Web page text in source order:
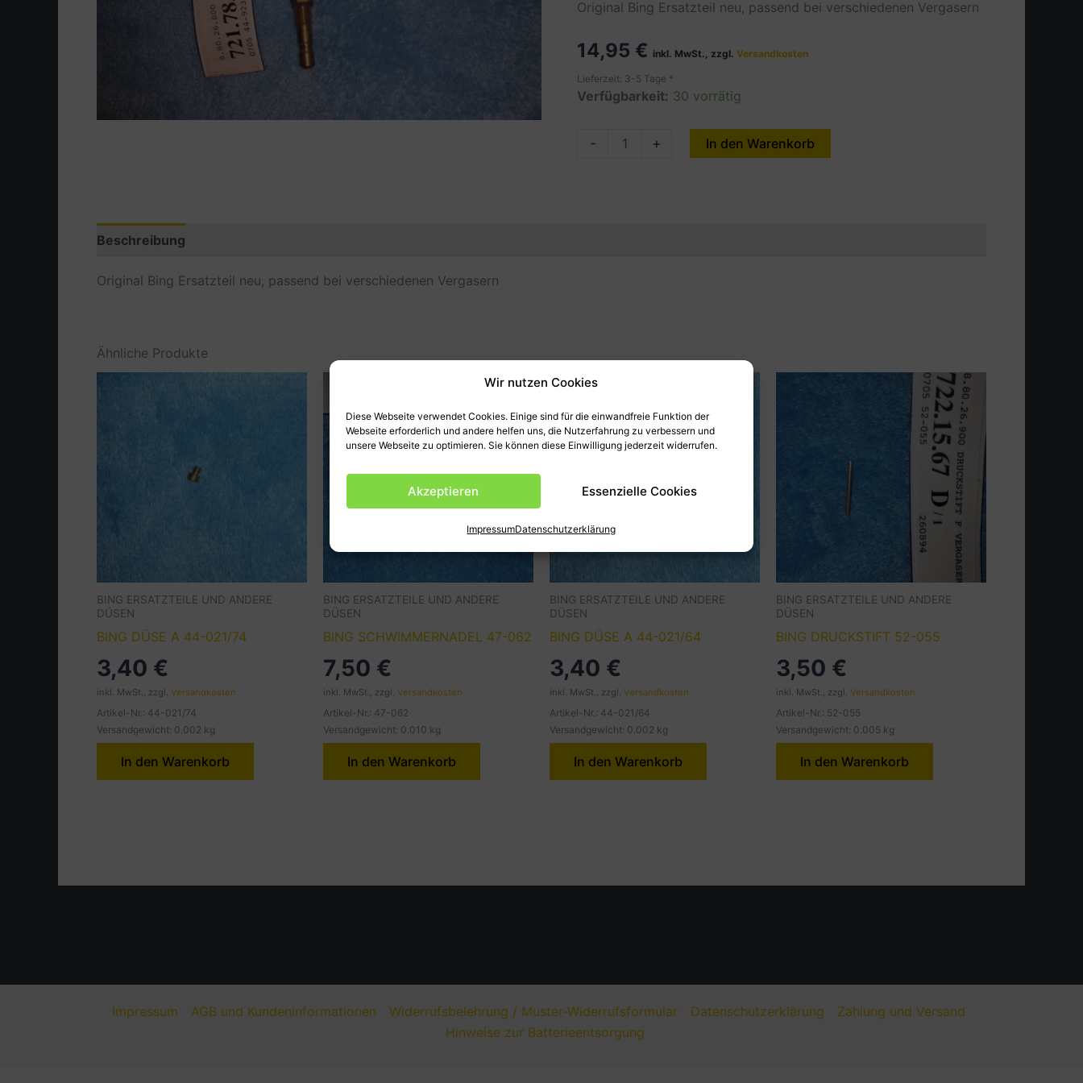
Wir nutzen Cookies
Diese Webseite verwendet Cookies. Einige sind für die einwandfreie Funktion der
Webseite erforderlich und andere helfen uns, die Nutzerfahrung zu verbessern und
unsere Webseite zu optimieren. Sie können diese Einwilligung jederzeit widerrufen.
Akzeptieren Essenzielle Cookies
ImpressumDatenschutzerklärung
Original Bing Ersatzteil neu, passend bei verschiedenen Vergasern
14,95 € inkl. MwSt., zzgl.Versandkosten
Lieferzeit: 3-5 Tage *
Verfügbarkeit: 30 vorrätig
- + In den Warenkorb
Beschreibung
Original Bing Ersatzteil neu, passend bei verschiedenen Vergasern
Ähnliche Produkte
BING ERSATZTEILE UND ANDERE
DÜSEN
BING DÜSE A 44-021/74
3,40 €
inkl. MwSt., zzgl. Versandkosten
Artikel-Nr.: 44-021/74
Versandgewicht: 0.002 kg
In den Warenkorb
BING ERSATZTEILE UND ANDERE
DÜSEN
BING SCHWIMMERNADEL 47-062
7,50 €
inkl. MwSt., zzgl. Versandkosten
Artikel-Nr.: 47-062
Versandgewicht: 0.010 kg
In den Warenkorb
BING ERSATZTEILE UND ANDERE
DÜSEN
BING DÜSE A 44-021/64
3,40 €
inkl. MwSt., zzgl. Versandkosten
Artikel-Nr.: 44-021/64
Versandgewicht: 0.002 kg
In den Warenkorb
BING ERSATZTEILE UND ANDERE
DÜSEN
BING DRUCKSTIFT 52-055
3,50 €
inkl. MwSt., zzgl. Versandkosten
Artikel-Nr.: 52-055
Versandgewicht: 0.005 kg
In den Warenkorb
Impressum AGB und Kundeninformationen Widerrufsbelehrung / Muster-Widerrufsformular Datenschutzerklärung
Zahlung und Versand
Hinweise zur Batterieentsorgung